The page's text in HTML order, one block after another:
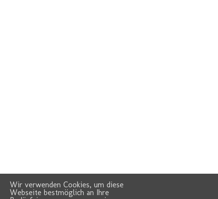
Wir verwenden Cookies, um diese
Webseite bestmöglich an Ihre